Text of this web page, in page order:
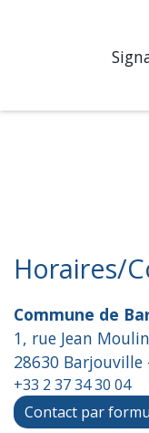
Horaires/
Commune de
1, rue Jean Moulin
28630 Barjouville
+33 2 37 34 30 04
Contact par